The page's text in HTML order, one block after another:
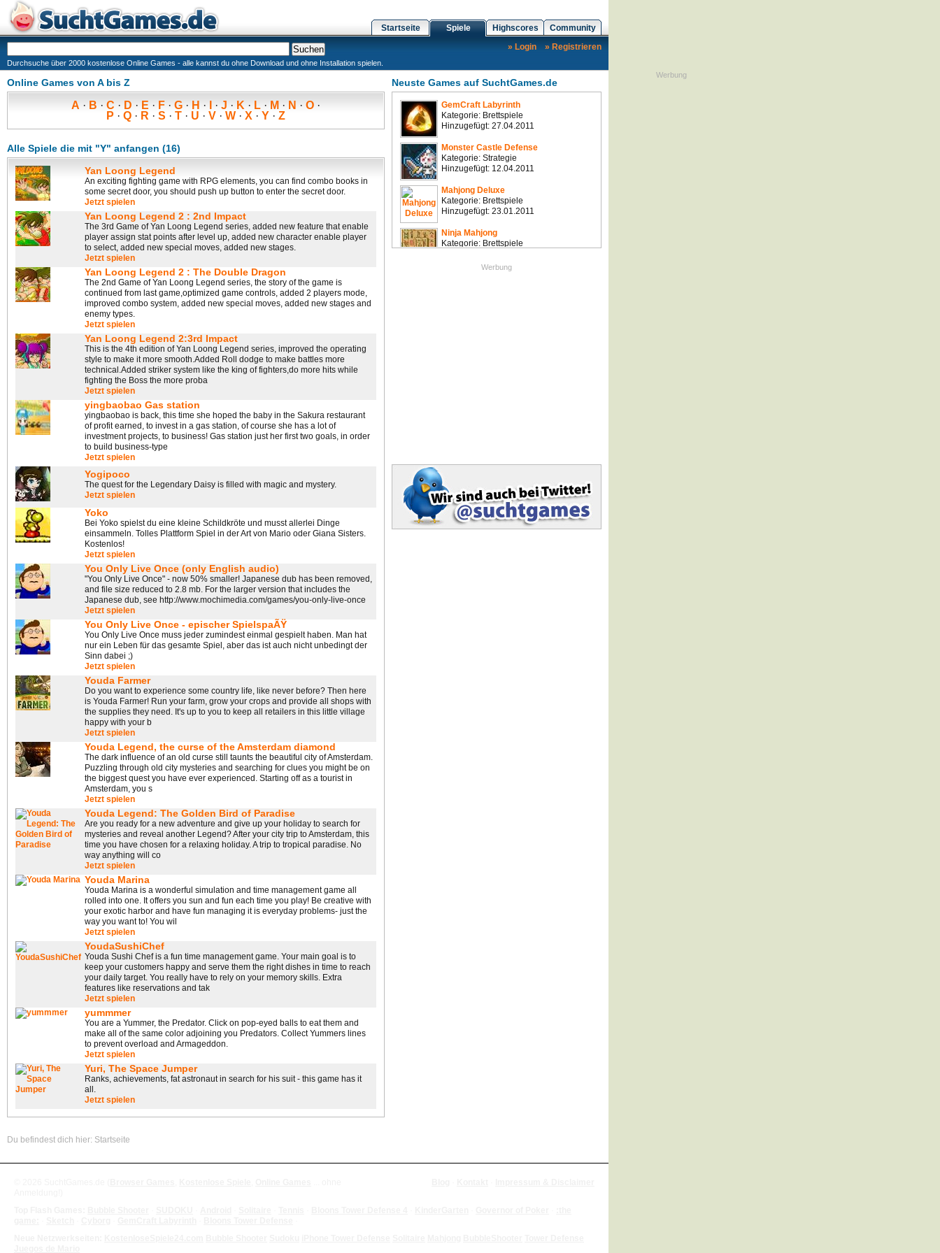
Startseite Spiele Highscores
Community
» Login
» Registrieren
Durchsuche über 2000 kostenlose Online Games - alle kannst du ohne Download und ohne Installation spielen.
Online Games von A bis Z
A · B · C · D · E · F · G · H · · J · K · L · M · N · O ·
P · Q · R · S · T · U · V · W · X · Y · Z
Alle Spiele die mit "Y" anfangen (16)
Yan Loong Legend
An exciting fighting game with RPG elements, you can find combo books in
some secret door, you should push up button to enter the secret door.
Jetzt spielen
Yan Loong Legend 2 : 2nd Impact
The 3rd Game of Yan Loong Legend series, added new feature that enable
player assign stat points after level up, added new character enable player
to select, added new special moves, added new stages.
Jetzt spielen
Yan Loong Legend 2 : The Double Dragon
The 2nd Game of Yan Loong Legend series, the story of the game is
continued from last game,optimized game controls, added 2 players mode,
improved combo system, added new special moves, added new stages and
enemy types.
Jetzt spielen
Yan Loong Legend 2:3rd Impact
This is the 4th edition of Yan Loong Legend series, improved the operating
style to make it more smooth.Added Roll dodge to make battles more
technical.Added striker system like the king of fighters,do more hits while
fighting the Boss the more proba
Jetzt spielen
yingbaobao Gas station
yingbaobao is back, this time she hoped the baby in the Sakura restaurant
of profit earned, to invest in a gas station, of course she has a lot of
investment projects, to business! Gas station just her first two goals, in order
to build business-type
Jetzt spielen
Yogipoco
The quest for the Legendary Daisy is filled with magic and mystery.
Jetzt spielen
Yoko
Bei Yoko spielst du eine kleine Schildkröte und musst allerlei Dinge
einsammeln. Tolles Plattform Spiel in der Art von Mario oder Giana Sisters.
Kostenlos!
Jetzt spielen
You Only Live Once (only English audio)
"You Only Live Once" - now 50% smaller! Japanese dub has been removed,
and file size reduced to 2.8 mb. For the larger version that includes the
Japanese dub, see http://www.mochimedia.com/games/you-only-live-once
Jetzt spielen
You Only Live Once - epischer SpielspaÃŸ
You Only Live Once muss jeder zumindest einmal gespielt haben. Man hat
nur ein Leben für das gesamte Spiel, aber das ist auch nicht unbedingt der
Sinn dabei ;)
Jetzt spielen
Youda Farmer
Do you want to experience some country life, like never before? Then here
is Youda Farmer! Run your farm, grow your crops and provide all shops with
the supplies they need. It's up to you to keep all retailers in this little village
happy with your b
Jetzt spielen
Youda Legend, the curse of the Amsterdam diamond
The dark influence of an old curse still taunts the beautiful city of Amsterdam.
Puzzling through old city mysteries and searching for clues you might be on
the biggest quest you have ever experienced. Starting off as a tourist in
Amsterdam, you s
Jetzt spielen
Youda Legend: The Golden Bird of Paradise
Are you ready for a new adventure and give up your holiday to search for
mysteries and reveal another Legend? After your city trip to Amsterdam, this
time you have chosen for a relaxing holiday. A trip to tropical paradise. No
way anything will co
Jetzt spielen
Youda Marina
Youda Marina is a wonderful simulation and time management game all
rolled into one. It offers you sun and fun each time you play! Be creative with
your exotic harbor and have fun managing it is everyday problems- just the
way you want to! You wil
Jetzt spielen
YoudaSushiChef
Youda Sushi Chef is a fun time management game. Your main goal is to
keep your customers happy and serve them the right dishes in time to reach
your daily target. You really have to rely on your memory skills. Extra
features like reservations and tak
Jetzt spielen
yummmer
You are a Yummer, the Predator. Click on pop-eyed balls to eat them and
make all of the same color adjoining you Predators. Collect Yummers lines
to prevent overload and Armageddon.
Jetzt spielen
Yuri, The Space Jumper
Ranks, achievements, fat astronaut in search for his suit - this game has it
all.
Jetzt spielen
Neuste Games auf SuchtGames.de
GemCraft Labyrinth
Kategorie: Brettspiele
Hinzugefügt: 27.04.2011
Monster Castle Defense
Kategorie: Strategie
Hinzugefügt: 12.04.2011
Mahjong Deluxe
Kategorie: Brettspiele
Hinzugefügt: 23.01.2011
Ninja Mahjong
Kategorie: Brettspiele
Hinzugefügt: 30.12.2010
BlastOff Bunnies
Kategorie: Action
Hinzugefügt: 19.12.2010
Mehr anzeigen
Werbung
Du befindest dich hier: Startseite
Werbung